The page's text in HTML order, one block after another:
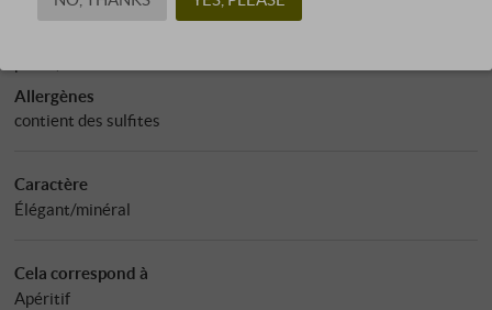
Sucre résiduel
: 1,50 g/l
Allergènes
contient des sulfites
Caractère
Élégant/minéral
Cela correspond à
Apéritif